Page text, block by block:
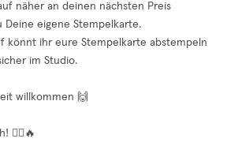
näher an deinen nächsten Preis
Deine eigene Stempelkarte.
könnt ihr eure Stempelkarte abstempeln
im Studio.
willkommen 🙌
🏃‍♀️🔥